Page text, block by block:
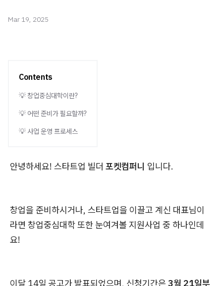
Mar 19, 2025
Contents
💡 창업중심대학이란?
💡 어떤 준비가 필요할까?
💡 사업 운영 프로세스
안녕하세요! 스타트업 빌더 포켓컴퍼니 입니다.
창업을 준비하시거나, 스타트업을 이끌고 계신 대표님이
라면 창업중심대학 또한 눈여겨볼 지원사업 중 하나인데
요!
이달 14일 공고가 발표되었으며, 신청기간은 3월 21일부